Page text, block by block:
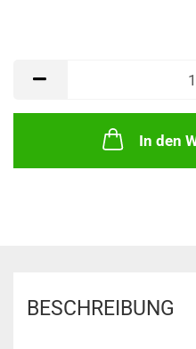
In den
BESCHREIBUNG